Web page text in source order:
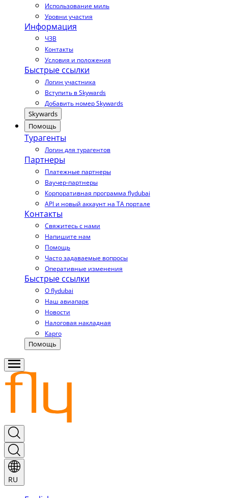
Использование миль
Уровни участия
Информация
ЧЗВ
Контакты
Условия и положения
Быстрые ссылки
Логин участника
Вступить в Skywards
Добавить номер Skywards
Skywards
Помощь
Турагенты
Логин для турагентов
Партнеры
Платежные партнеры
Ваучер-партнеры
Корпоративная программа flydubai
API и новый аккаунт на TA портале
Контакты
Свяжитесь с нами
Напишите нам
Помощь
Часто задаваемые вопросы
Оперативные изменения
Быстрые ссылки
О flydubai
Наш авиапарк
Новости
Налоговая накладная
Карго
Помощь
RU